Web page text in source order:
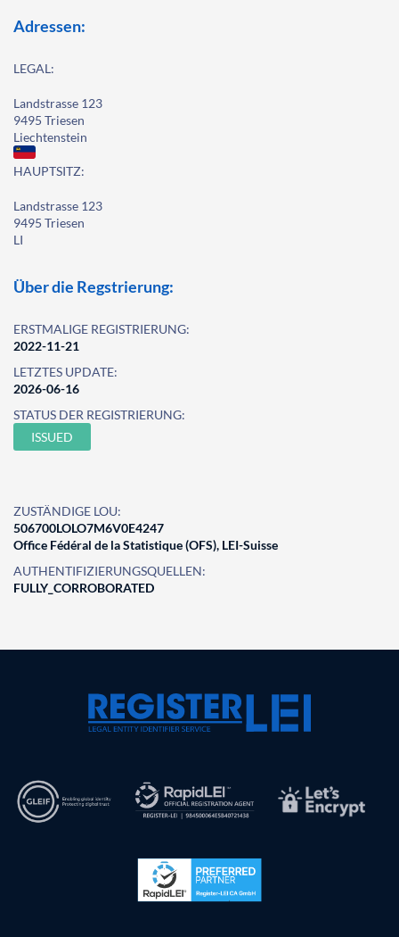
Adressen:
LEGAL:
Landstrasse 123
9495 Triesen
Liechtenstein
HAUPTSITZ:
Landstrasse 123
9495 Triesen
LI
Über die Regstrierung:
ERSTMALIGE REGISTRIERUNG:
2022-11-21
LETZTES UPDATE:
2026-06-16
STATUS DER REGISTRIERUNG:
ISSUED
ZUSTÄNDIGE LOU:
506700LOLO7M6V0E4247
Office Fédéral de la Statistique (OFS), LEI-Suisse
AUTHENTIFIZIERUNGSQUELLEN:
FULLY_CORROBORATED